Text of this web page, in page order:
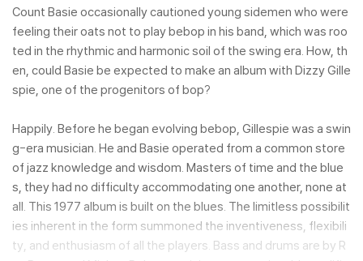
Count Basie occasionally cautioned young sidemen who were
feeling their oats not to play bebop in his band, which was roo
ted in the rhythmic and harmonic soil of the swing era. How, th
en, could Basie be expected to make an album with Dizzy Gille
spie, one of the progenitors of bop?
Happily. Before he began evolving bebop, Gillespie was a swin
g-era musician. He and Basie operated from a common store
of jazz knowledge and wisdom. Masters of time and the blue
s, they had no difficulty accommodating one another, none at
all. This 1977 album is built on the blues. The limitless possibilit
ies inherent in the form summoned the inventiveness, flexibili
ty, and enthusiasm of all the players. Bass and drums are by R